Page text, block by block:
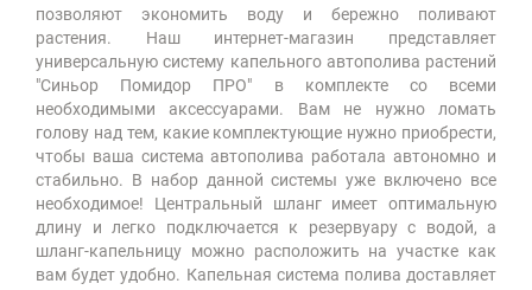
позволяют экономить воду и бережно поливают
растения. Наш интернет-магазин представляет
универсальную систему капельного автополива растений
"Синьор Помидор ПРО" в комплекте со всеми
необходимыми аксессуарами. Вам не нужно ломать
голову над тем, какие комплектующие нужно приобрести,
чтобы ваша система автополива работала автономно и
стабильно. В набор данной системы уже включено все
необходимое! Центральный шланг имеет оптимальную
длину и легко подключается к резервуару с водой, а
шланг-капельницу можно расположить на участке как
вам будет удобно. Капельная система полива доставляет